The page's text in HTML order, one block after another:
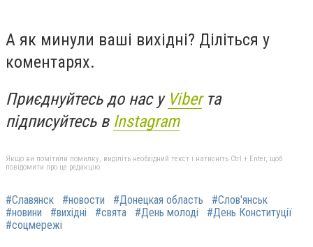
А як минули ваші вихідні? Діліться у
коментарях.
Приєднуйтесь до нас у Viberта
підписуйтесь в Instagram
Якщо ви помітили помилку, виділіть необхідний текст і натисніть Ctrl + Enter, щоб
повідомити про це редакцію
#Славянск #новости #Донецкая область
#Слов'янськ
#новини
#вихідні #свята #День молоді
#День Конституції
#соцмережі